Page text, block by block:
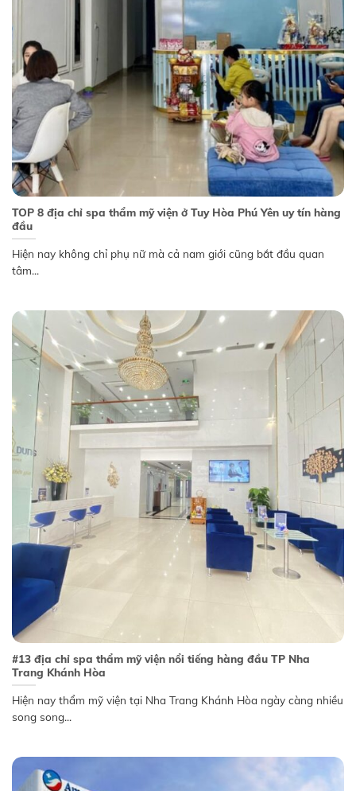
TOP 8 địa chỉ spa thẩm mỹ viện ở Tuy Hòa Phú Yên uy tín hàng
đầu
Hiện nay không chỉ phụ nữ mà cả nam giới cũng bắt đầu quan
tâm...
#13 địa chỉ spa thẩm mỹ viện nổi tiếng hàng đầu TP Nha
Trang Khánh Hòa
Hiện nay thẩm mỹ viện tại Nha Trang Khánh Hòa ngày càng nhiều
song song...